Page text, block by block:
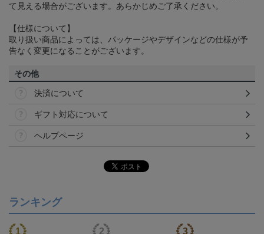
て見える場合がございます。あらかじめご了承ください。
【仕様について】
取り扱い商品によっては、パッケージやデザインなどの仕様が予
告なく変更になることがございます。
その他
決済について
ギフト対応について
ヘルプページ
ランキング